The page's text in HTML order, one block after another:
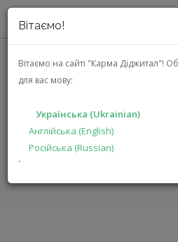
Вітаємо!
Вітаємо на сайті "Карма Діджитал"!
для вас мову:
Українська (Ukrainian)
Англійська (English)
Російська (Russian)
`
ПРО НАС
АКЦІЇ
РІШЕННЯ
ВИРОБНИКАМ
INCIPIO DUO
ГОЛОВНА КАТАЛОГ
АКСЕСУАРИ ДЛЯ МОБІЛЬНИХ